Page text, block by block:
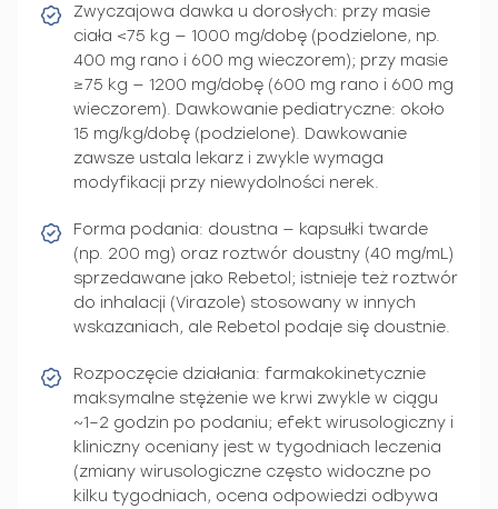
Zwyczajowa dawka u dorosłych: przy masie
ciała <75 kg — 1000 mg/dobę (podzielone, np.
400 mg rano i 600 mg wieczorem); przy masie
≥75 kg — 1200 mg/dobę (600 mg rano i 600 mg
wieczorem). Dawkowanie pediatryczne: około
15 mg/kg/dobę (podzielone). Dawkowanie
zawsze ustala lekarz i zwykle wymaga
modyfikacji przy niewydolności nerek.
Forma podania: doustna — kapsułki twarde
(np. 200 mg) oraz roztwór doustny (40 mg/mL)
sprzedawane jako Rebetol; istnieje też roztwór
do inhalacji (Virazole) stosowany w innych
wskazaniach, ale Rebetol podaje się doustnie.
Rozpoczęcie działania: farmakokinetycznie
maksymalne stężenie we krwi zwykle w ciągu
~1–2 godzin po podaniu; efekt wirusologiczny i
kliniczny oceniany jest w tygodniach leczenia
(zmiany wirusologiczne często widoczne po
kilku tygodniach, ocena odpowiedzi odbywa